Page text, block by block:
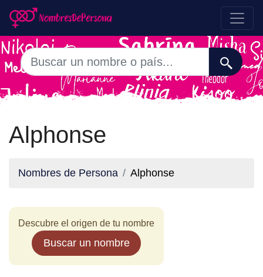
Alphonse
Nombres de Persona Alphonse
Descubre el origen de tu nombre
Buscar un nombre